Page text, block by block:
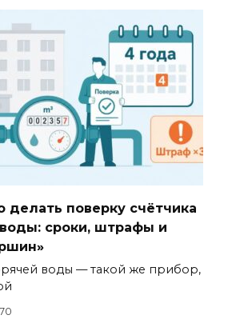
делать поверку счётчика
сроки, штрафы и
воды — такой же прибор,